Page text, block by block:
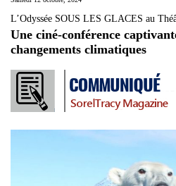
L’Odyssée SOUS LES GLACES au
Une ciné-conférence
changements climatiques